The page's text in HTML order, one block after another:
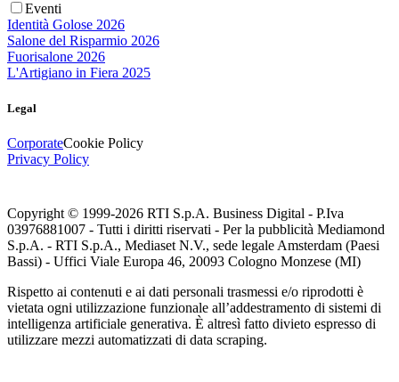
Eventi
Identità Golose 2026
Salone del Risparmio 2026
Fuorisalone 2026
L'Artigiano in Fiera 2025
Legal
CorporateCookie Policy
Privacy Policy
Copyright © 1999-2026 RTI S.p.A. Business Digital - P.Iva
03976881007 - Tutti i diritti riservati - Per la pubblicità Mediamond
S.p.A. - RTI S.p.A., Mediaset N.V., sede legale Amsterdam (Paesi
Bassi) - Uffici Viale Europa 46, 20093 Cologno Monzese (MI)
Rispetto ai contenuti e ai dati personali trasmessi e/o riprodotti è
vietata ogni utilizzazione funzionale all’addestramento di sistemi di
intelligenza artificiale generativa. È altresì fatto divieto espresso di
utilizzare mezzi automatizzati di data scraping.